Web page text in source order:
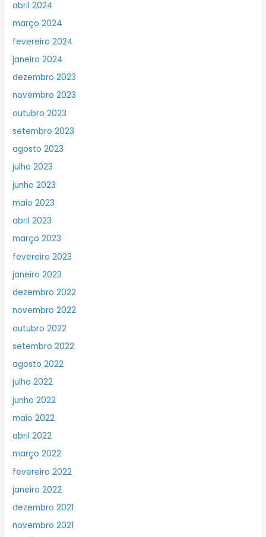
abril 2024
março 2024
fevereiro 2024
janeiro 2024
dezembro 2023
novembro 2023
outubro 2023
setembro 2023
agosto 2023
julho 2023
junho 2023
maio 2023
abril 2023
março 2023
fevereiro 2023
janeiro 2023
dezembro 2022
novembro 2022
outubro 2022
setembro 2022
agosto 2022
julho 2022
junho 2022
maio 2022
abril 2022
março 2022
fevereiro 2022
janeiro 2022
dezembro 2021
novembro 2021